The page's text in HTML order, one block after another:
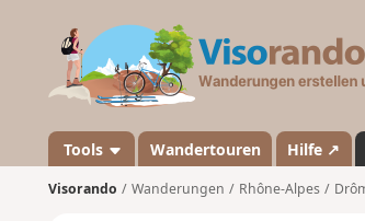
Tools Wandertouren Hilfe ↗
Visorando Wanderungen Rhône-Alpes